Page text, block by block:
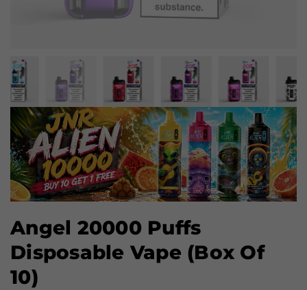
Angel 20000 Puffs
Disposable Vape (Box Of
10)